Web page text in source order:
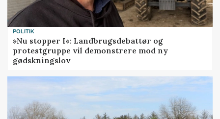
POLITIK
»Nu stopper I«: Landbrugsdebattør og
protestgruppe vil demonstrere mod ny
gødskningslov